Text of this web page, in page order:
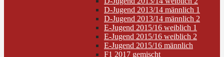
D-Jugend 2013/14 männlich 1
D-Jugend 2013/14 männlich 2
E-Jugend 2015/16 weiblich 1
E-Jugend 2015/16 weiblich 2
E-Jugend 2015/16 männlich
F1 2017 gemischt